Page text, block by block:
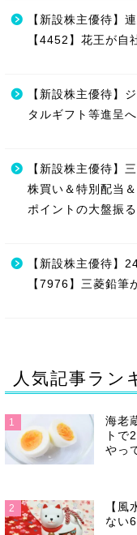
【新設株主優待】
【4452】花王が自
【新設株主優待】
タルギフト等進呈へ
【新設株主優待】
株買い＆特別配当
ポイントの大盤振る
【新設株主優待】
【7976】三菱鉛筆
人気記事ラン
1
海老
トで
やっ
2
【風
ない